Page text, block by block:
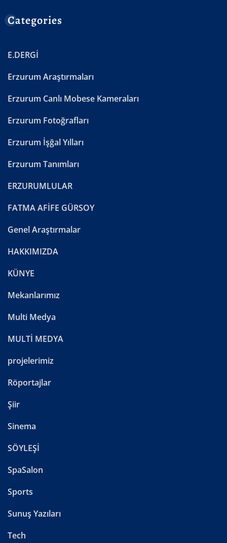
Categories
E.DERGİ
Erzurum Araştırmaları
Erzurum Canlı Mobese Kameraları
Erzurum Fotoğrafları
Erzurum İşğal Yılları
Erzurum Tanımları
ERZURUMLULAR
FATMA AFİFE GÜRSOY
Genel Araştırmalar
HAKKIMIZDA
KÜNYE
Mekanlarımız
Multi Medya
MULTİ MEDYA
projelerimiz
Röportajlar
Şiir
Sinema
SÖYLEŞİ
SpaSalon
Sports
Sunuş Yazıları
Tech